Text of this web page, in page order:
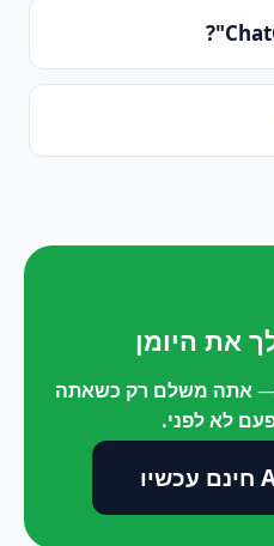
את היומן
אתה משלם רק כשאתה
לא לפני.